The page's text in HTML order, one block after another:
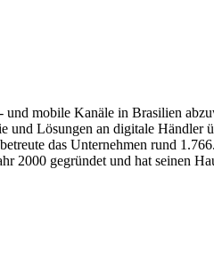
mobile Kanäle in Brasilien
und Lösungen an digitale Händler
das Unternehmen rund
2000 gegründet und hat seinen